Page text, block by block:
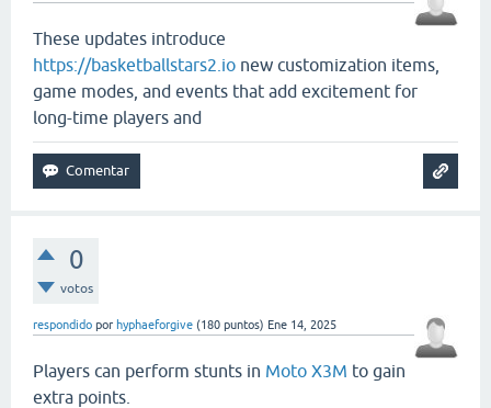
These updates introduce
https://basketballstars2.io new customization items,
game modes, and events that add excitement for
long-time players and
0
votos
respondido por hyphaeforgive (180 puntos) Ene 14, 2025
Players can perform stunts in Moto X3M to gain
extra points.